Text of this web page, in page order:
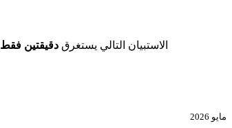
الاستبيان التالي يستغرقدقيقتين فقط
مايو 2026